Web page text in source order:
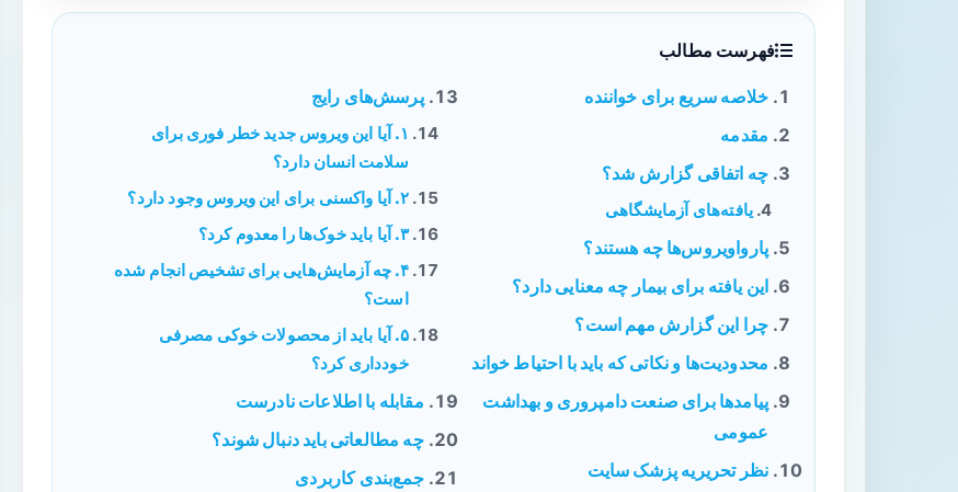
فهرست مطالب
خلاصه سریع برای خواننده
مقدمه
چه اتفاقی گزارش شد؟
یافته‌های آزمایشگاهی
پارواویروس‌ها چه هستند؟
این یافته برای بیمار چه معنایی دارد؟
چرا این گزارش مهم است؟
محدودیت‌ها و نکاتی که باید با احتیاط خواند
پیامدها برای صنعت دامپروری و بهداشت
عمومی
نظر تحریریه پزشک سایت
پرسش‌های رایج
۱. آیا این ویروس جدید خطر فوری برای
سلامت انسان دارد؟
۲. آیا واکسنی برای این ویروس وجود دارد؟
۳. آیا باید خوک‌ها را معدوم کرد؟
۴. چه آزمایش‌هایی برای تشخیص انجام شده
است؟
۵. آیا باید از محصولات خوکی مصرفی
خودداری کرد؟
مقابله با اطلاعات نادرست
چه مطالعاتی باید دنبال شوند؟
جمع‌بندی کاربردی